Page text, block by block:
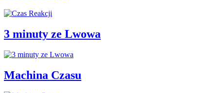
3 minuty ze Lwowa
Machina Czasu